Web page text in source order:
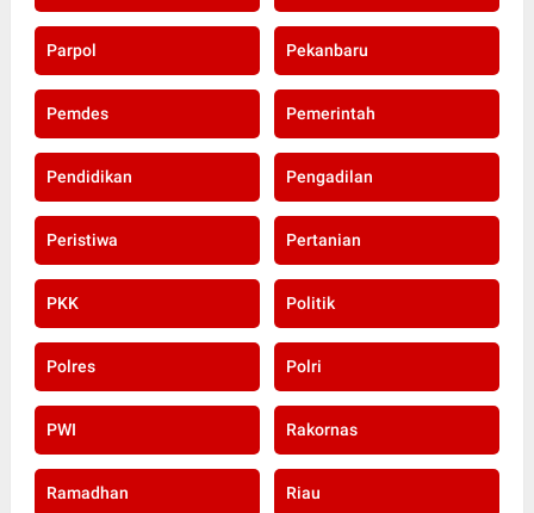
Parpol Pekanbaru
Pemdes Pemerintah
Pendidikan Pengadilan
Peristiwa Pertanian
PKK Politik
Polres Polri
PWI Rakornas
Ramadhan Riau